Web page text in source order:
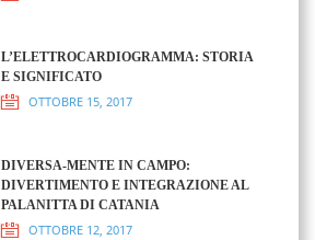
L’ELETTROCARDIOGRAMMA: STORIA
E SIGNIFICATO
OTTOBRE 15, 2017
DIVERSA-MENTE IN CAMPO:
DIVERTIMENTO E INTEGRAZIONE AL
PALANITTA DI CATANIA
OTTOBRE 12, 2017